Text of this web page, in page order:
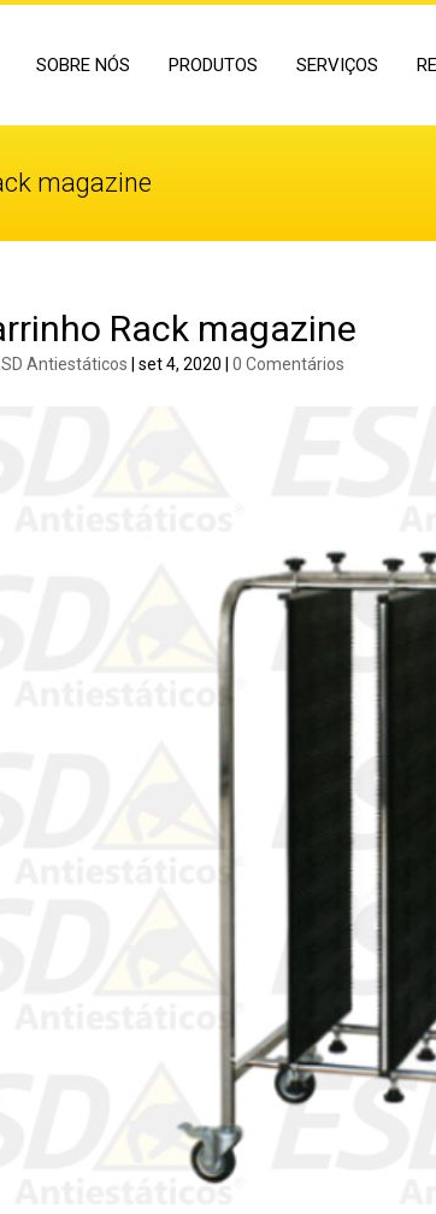
SOBRE NÓS PRODUTOS SERVIÇOS
magazine
Rack magazine
Antiestáticos |set 4, 2020 |0 Comentários